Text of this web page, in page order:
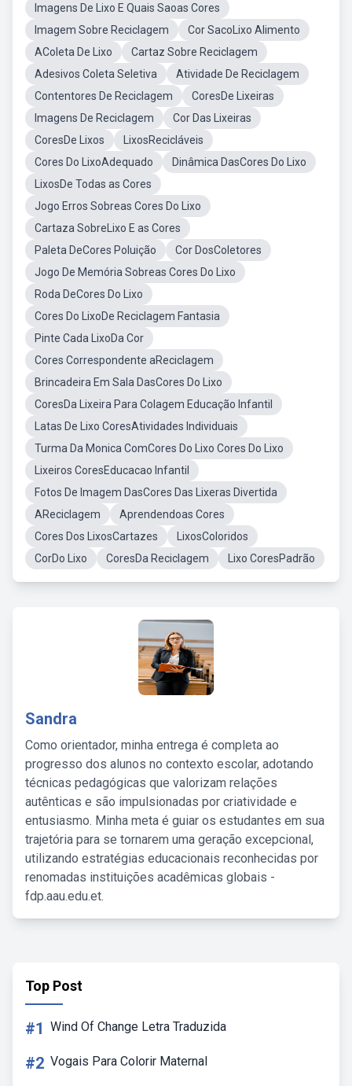
Imagens De Lixo E Quais Saoas Cores
Imagem Sobre Reciclagem
Cor SacoLixo Alimento
AColeta De Lixo
Cartaz Sobre Reciclagem
Adesivos Coleta Seletiva
Atividade De Reciclagem
Contentores De Reciclagem
CoresDe Lixeiras
Imagens De Reciclagem
Cor Das Lixeiras
CoresDe Lixos
LixosRecicláveis
Cores Do LixoAdequado
Dinâmica DasCores Do Lixo
LixosDe Todas as Cores
Jogo Erros Sobreas Cores Do Lixo
Cartaza SobreLixo E as Cores
Paleta DeCores Poluição
Cor DosColetores
Jogo De Memória Sobreas Cores Do Lixo
Roda DeCores Do Lixo
Cores Do LixoDe Reciclagem Fantasia
Pinte Cada LixoDa Cor
Cores Correspondente aReciclagem
Brincadeira Em Sala DasCores Do Lixo
CoresDa Lixeira Para Colagem Educação Infantil
Latas De Lixo CoresAtividades Individuais
Turma Da Monica ComCores Do Lixo Cores Do Lixo
Lixeiros CoresEducacao Infantil
Fotos De Imagem DasCores Das Lixeras Divertida
AReciclagem
Aprendendoas Cores
Cores Dos LixosCartazes
LixosColoridos
CorDo Lixo
CoresDa Reciclagem Lixo CoresPadrão
Sandra
Como orientador, minha entrega é completa ao
progresso dos alunos no contexto escolar, adotando
técnicas pedagógicas que valorizam relações
autênticas e são impulsionadas por criatividade e
entusiasmo. Minha meta é guiar os estudantes em sua
trajetória para se tornarem uma geração excepcional,
utilizando estratégias educacionais reconhecidas por
renomadas instituições acadêmicas globais -
fdp.aau.edu.et.
Top Post
#1 Wind Of Change Letra Traduzida
#2 Vogais Para Colorir Maternal